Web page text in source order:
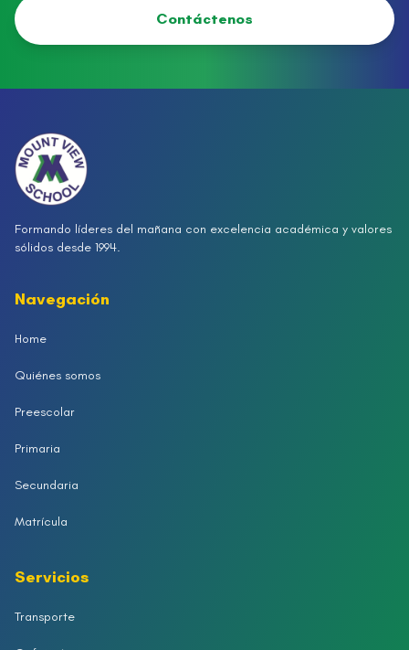
Contáctenos
Formando líderes del mañana con excelencia académica y valores
sólidos desde 1994.
Navegación
Home
Quiénes somos
Preescolar
Primaria
Secundaria
Matrícula
Servicios
Transporte